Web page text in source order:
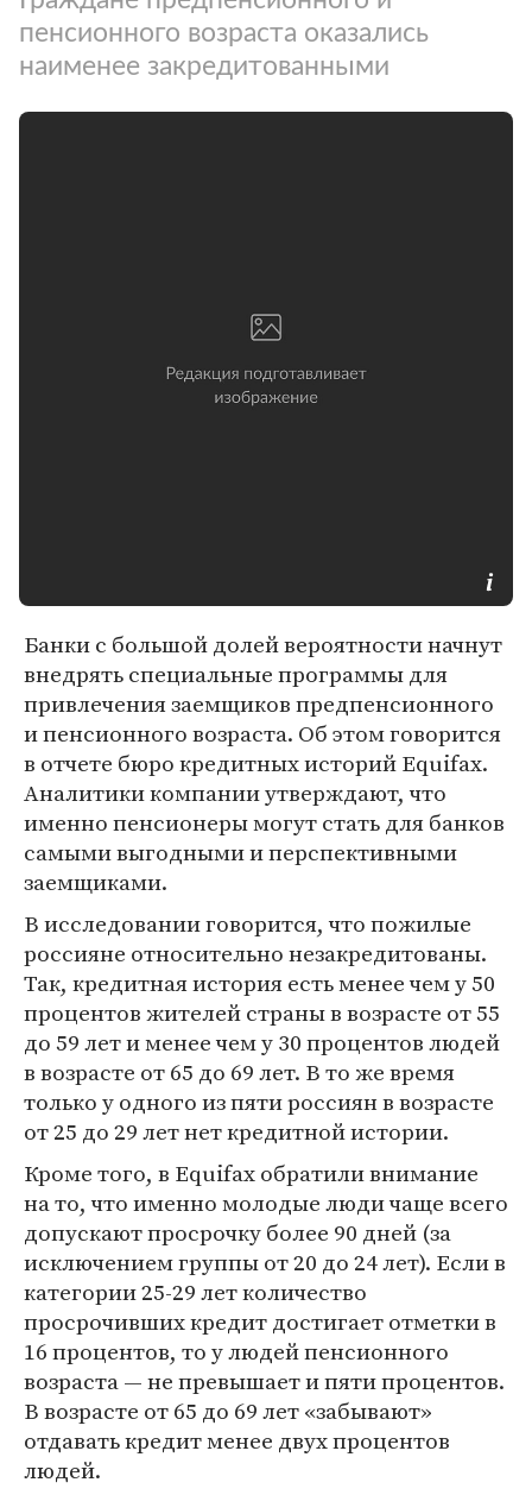
пенсионного возраста оказались
наименее закредитованными
Банки с большой долей вероятности начнут
внедрять специальные программы для
привлечения заемщиков предпенсионного
и пенсионного возраста. Об этом говорится
в отчете бюро кредитных историй Equifax.
Аналитики компании утверждают, что
именно пенсионеры могут стать для банков
самыми выгодными и перспективными
заемщиками.
В исследовании говорится, что пожилые
россияне относительно незакредитованы.
Так, кредитная история есть менее чем у 50
процентов жителей страны в возрасте от 55
до 59 лет и менее чем у 30 процентов людей
в возрасте от 65 до 69 лет. В то же время
только у одного из пяти россиян в возрасте
от 25 до 29 лет нет кредитной истории.
Кроме того, в Equifax обратили внимание
на то, что именно молодые люди чаще всего
допускают просрочку более 90 дней (за
исключением группы от 20 до 24 лет). Если в
категории 25-29 лет количество
просрочивших кредит достигает отметки в
16 процентов, то у людей пенсионного
возраста — не превышает и пяти процентов.
В возрасте от 65 до 69 лет «забывают»
отдавать кредит менее двух процентов
людей.